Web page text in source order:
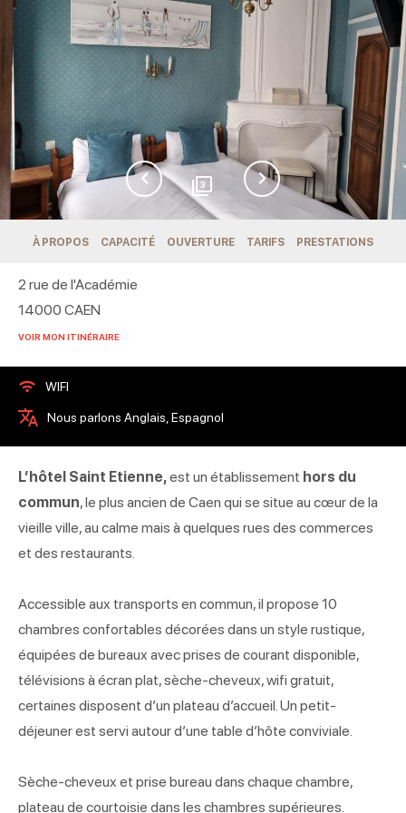
3
À PROPOS CAPACITÉ OUVERTURE TARIFS PRESTATIONS
2 rue de l'Académie
14000 CAEN
VOIR MON ITINÉRAIRE
WIFI
Nous parlons Anglais, Espagnol
L’hôtel Saint Etienne,est un établissement hors du
commun, le plus ancien de Caen qui se situe au cœur de la
vieille ville, au calme mais à quelques rues des commerces
et des restaurants.
Accessible aux transports en commun, il propose 10
chambres confortables décorées dans un style rustique,
équipées de bureaux avec prises de courant disponible,
télévisions à écran plat, sèche-cheveux, wifi gratuit,
certaines disposent d’un plateau d’accueil. Un petit-
déjeuner est servi autour d’une table d’hôte conviviale.
Sèche-cheveux et prise bureau dans chaque chambre,
plateau de courtoisie dans les chambres supérieures.